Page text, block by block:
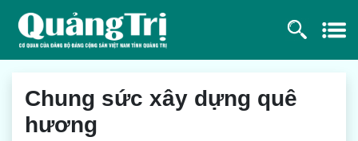
Chung sức xây dựng quê
hương